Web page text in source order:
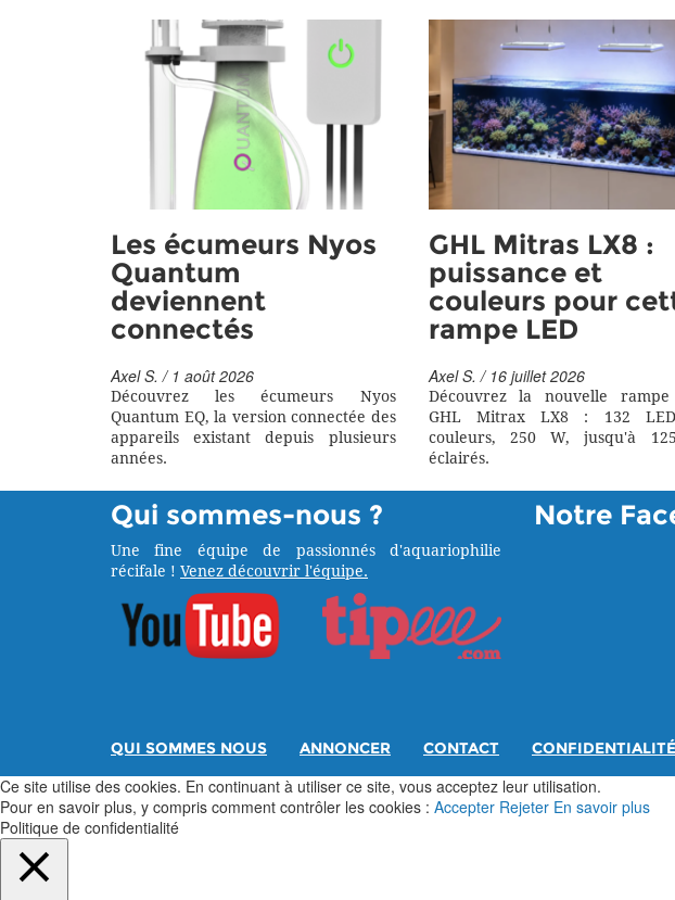
Les écumeurs Nyos
Quantum
deviennent
connectés
Axel S. / 1 août 2026
Découvrez les écumeurs Nyos
Quantum EQ, la version connectée des
appareils existant depuis plusieurs
années.
GHL Mitras LX8 :
puissance et
couleurs pour
rampe LED
Axel S. / 16 juillet 2026
Découvrez la nouvelle rampe
GHL Mitrax LX8 : 132
couleurs, 250 W, jusqu'à
éclairés.
Qui sommes-nous ?
Une fine équipe de passionnés d'aquariophilie
récifale ! Venez découvrir l'équipe.
Notre
QUI SOMMES NOUS ANNONCER CONTACT CONFIDENTIALITÉ
Ce site utilise des cookies. En continuant à utiliser ce site, vous acceptez leur utilisation.
Pour en savoir plus, y compris comment contrôler les cookies : Accepter Rejeter En savoir plus
Politique de confidentialité